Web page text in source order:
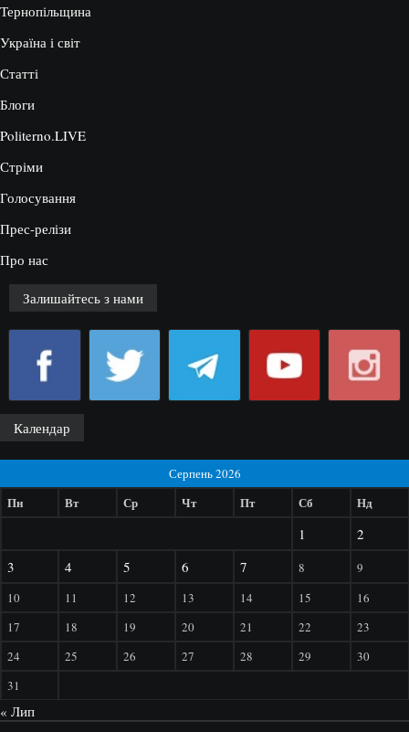
Тернопільщина
Україна і світ
Статті
Блоги
Politerno.LIVE
Стріми
Голосування
Прес-релізи
Про нас
Залишайтесь з нами
Календар
Серпень 2026
Пн Вт Ср Чт Пт Сб Нд
1
2
3
4 5 6 7 8
9
10
11 12 13 14 15
16
17
18 19 20 21 22
23
24
25 26 27 28 29
30
31
« Лип